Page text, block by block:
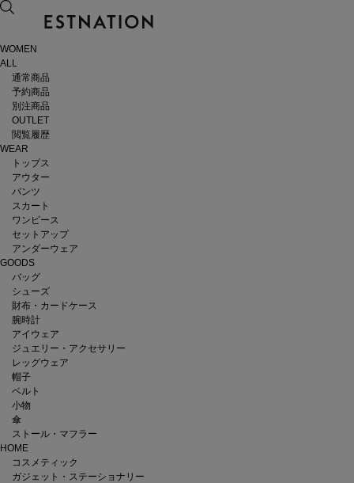
WOMEN
ALL
通常商品
予約商品
別注商品
OUTLET
閲覧履歴
WEAR
トップス
アウター
パンツ
スカート
ワンピース
セットアップ
アンダーウェア
GOODS
バッグ
シューズ
財布・カードケース
腕時計
アイウェア
ジュエリー・アクセサリー
レッグウェア
帽子
ベルト
小物
傘
ストール・マフラー
HOME
コスメティック
ガジェット・ステーショナリー